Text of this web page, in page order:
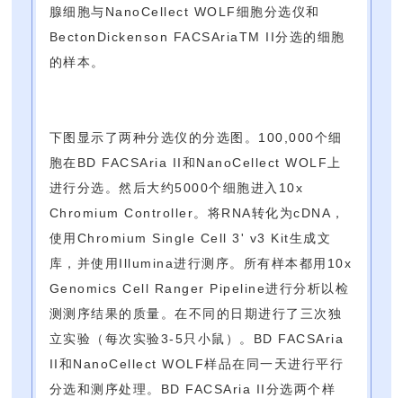
腺细胞与NanoCellect WOLF细胞分选仪和
BectonDickenson FACSAriaTM II分选的细胞
的样本。
下图显示了两种分选仪的分选图。100,000个细
胞在BD FACSAria II和NanoCellect WOLF上
进行分选。然后大约5000个细胞进入10x
Chromium Controller。将RNA转化为cDNA，
使用Chromium Single Cell 3' v3 Kit生成文
库，并使用Illumina进行测序。所有样本都用10x
Genomics Cell Ranger Pipeline进行分析以检
测测序结果的质量。在不同的日期进行了三次独
立实验（每次实验3-5只小鼠）。BD FACSAria
II和NanoCellect WOLF样品在同一天进行平行
分选和测序处理。BD FACSAria II分选两个样